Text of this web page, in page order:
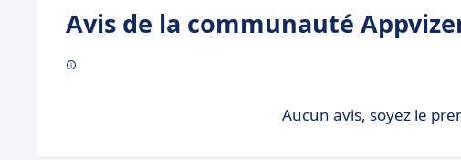
Avis de la communauté
Aucun avis, soyez le